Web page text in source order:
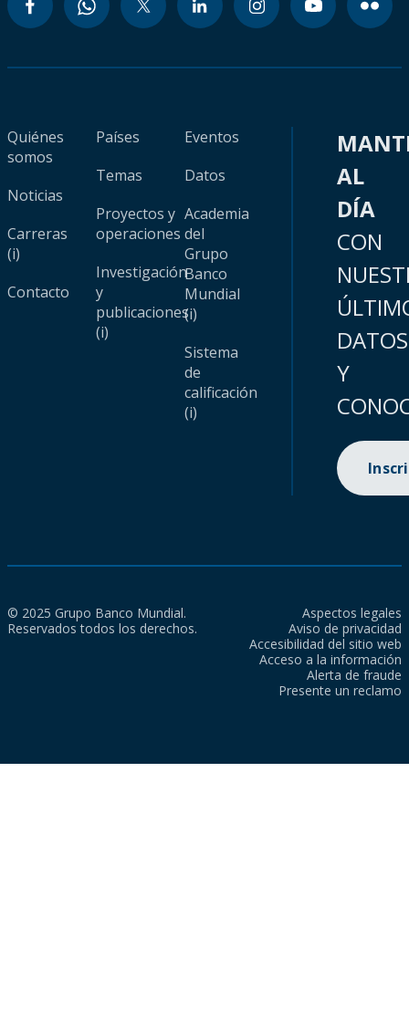
Quiénes
somos
Noticias
Carreras
(i)
Contacto
Países
Temas
Proyectos y
operaciones
Investigación
y
publicaciones
(i)
Eventos
Datos
Academia
del
Grupo
Banco
Mundial
(i)
Sistema
de
calificación
(i)
AL
DÍA
CON
DATOS
Y
© 2025 Grupo Banco Mundial.
Reservados todos los derechos.
Aspectos legales
Aviso de privacidad
Accesibilidad del sitio web
Acceso a la información
Alerta de fraude
Presente un reclamo